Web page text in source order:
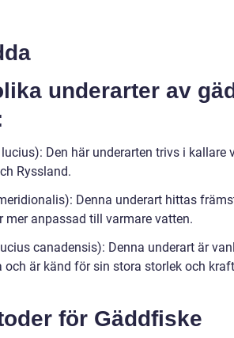
underarter av
Den här underarten trivs i kallare
Ryssland.
Denna underart hittas
mer anpassad till varmare vatten.
canadensis): Denna underart är
är känd för sin stora storlek och
för Gäddfiske